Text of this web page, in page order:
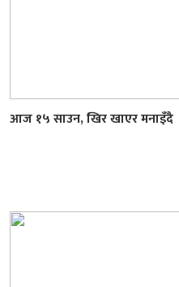
आज १५ साउन, खिर खाएर मनाइँदै